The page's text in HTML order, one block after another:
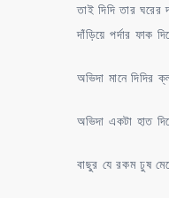
তাই দিদি তার
দাঁড়িয়ে পর্দার ফাক
অভিদা মানে দিদির
অভিদা একটা হাত
বাছুর যে রকম ঢুষ